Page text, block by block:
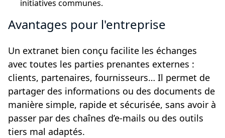
initiatives communes.
Avantages pour l'entreprise
Un extranet bien conçu facilite les échanges
avec toutes les parties prenantes externes :
clients, partenaires, fournisseurs… Il permet de
partager des informations ou des documents de
manière simple, rapide et sécurisée, sans avoir à
passer par des chaînes d’e-mails ou des outils
tiers mal adaptés.